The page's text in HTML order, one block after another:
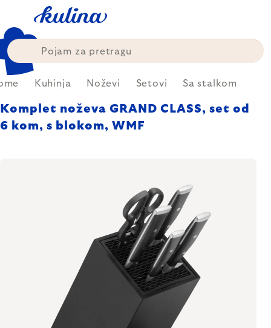
content
Kuhinja Noževi Setovi Sa stalkom
Komplet noževa GRAND CLASS, set od
6 kom, s blokom, WMF